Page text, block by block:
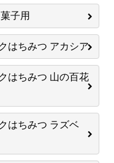
子用
はちみつ アカシア
はちみつ 山の百花
はちみつ ラズベ